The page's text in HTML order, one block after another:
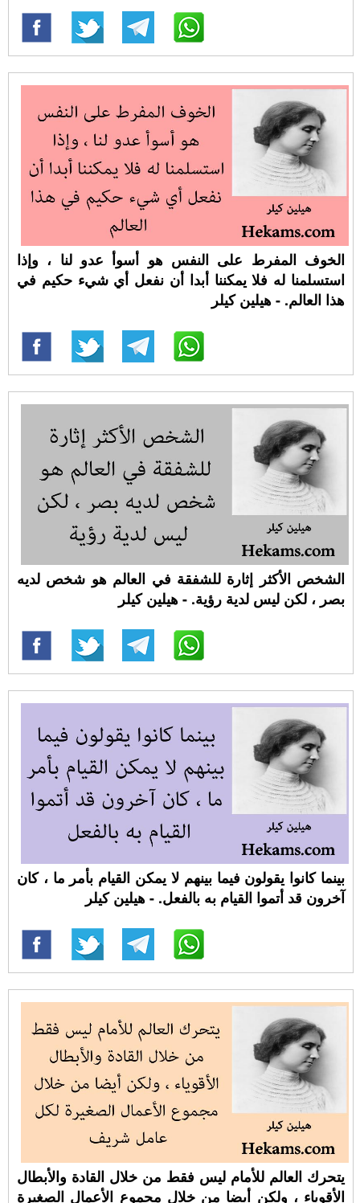
الخوف المفرط على النفس هو أسوأ عدو لنا ، وإذا
استسلمنا له فلا يمكننا أبدا أن نفعل أي شيء حكيم في
هذا العالم. - هيلين كيلر
الشخص الأكثر إثارة للشفقة في العالم هو شخص لديه
بصر ، لكن ليس لدية رؤية. - هيلين كيلر
بينما كانوا يقولون فيما بينهم لا يمكن القيام بأمر ما ، كان
آخرون قد أتموا القيام به بالفعل. - هيلين كيلر
يتحرك العالم للأمام ليس فقط من خلال القادة والأبطال
الأقوياء ، ولكن أيضا من خلال مجموع الأعمال الصغيرة